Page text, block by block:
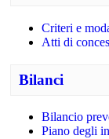
Criteri e
Atti di
Bilanci
Bilancio
Piano degli